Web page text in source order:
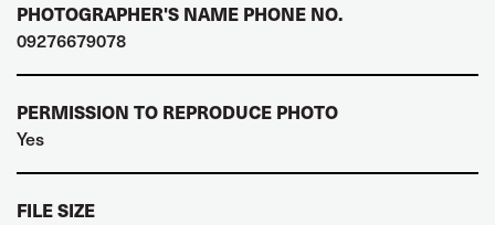
PHOTOGRAPHER'S NAME PHONE NO.
09276679078
PERMISSION TO REPRODUCE PHOTO
Yes
FILE SIZE